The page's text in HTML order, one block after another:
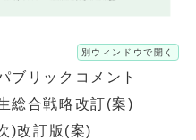
別ウィンドウで開く
ブリックコメント
総合戦略改訂(案)
)改訂版(案)